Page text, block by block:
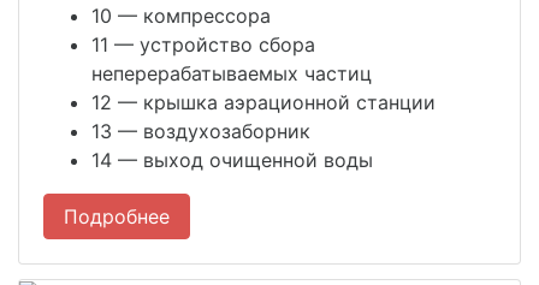
10 — компрессора
11 — устройство сбора
неперерабатываемых частиц
12 — крышка аэрационной станции
13 — воздухозаборник
14 — выход очищенной воды
Подробнее